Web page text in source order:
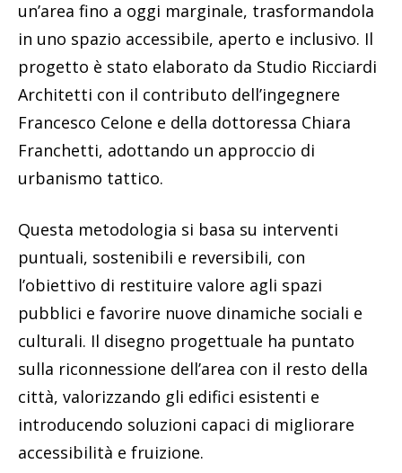
un’area fino a oggi marginale, trasformandola
in uno spazio accessibile, aperto e inclusivo. Il
progetto è stato elaborato da Studio Ricciardi
Architetti con il contributo dell’ingegnere
Francesco Celone e della dottoressa Chiara
Franchetti, adottando un approccio di
urbanismo tattico.
Questa metodologia si basa su interventi
puntuali, sostenibili e reversibili, con
l’obiettivo di restituire valore agli spazi
pubblici e favorire nuove dinamiche sociali e
culturali. Il disegno progettuale ha puntato
sulla riconnessione dell’area con il resto della
città, valorizzando gli edifici esistenti e
introducendo soluzioni capaci di migliorare
accessibilità e fruizione.